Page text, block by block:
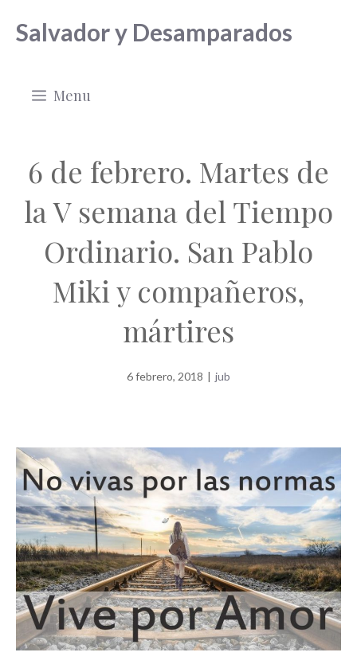
Salvador y Desamparados
Menu
6 de febrero. Martes de
la V semana del Tiempo
Ordinario. San Pablo
Miki y compañeros,
mártires
6 febrero, 2018 | jub